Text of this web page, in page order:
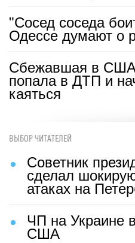
"Сосед соседа
Одессе думают о
Сбежавшая в
попала в ДТП и
каяться
ВЫБОР ЧИТАТЕЛЕЙ
Советник
сделал
атаках на
ЧП на Украине
США